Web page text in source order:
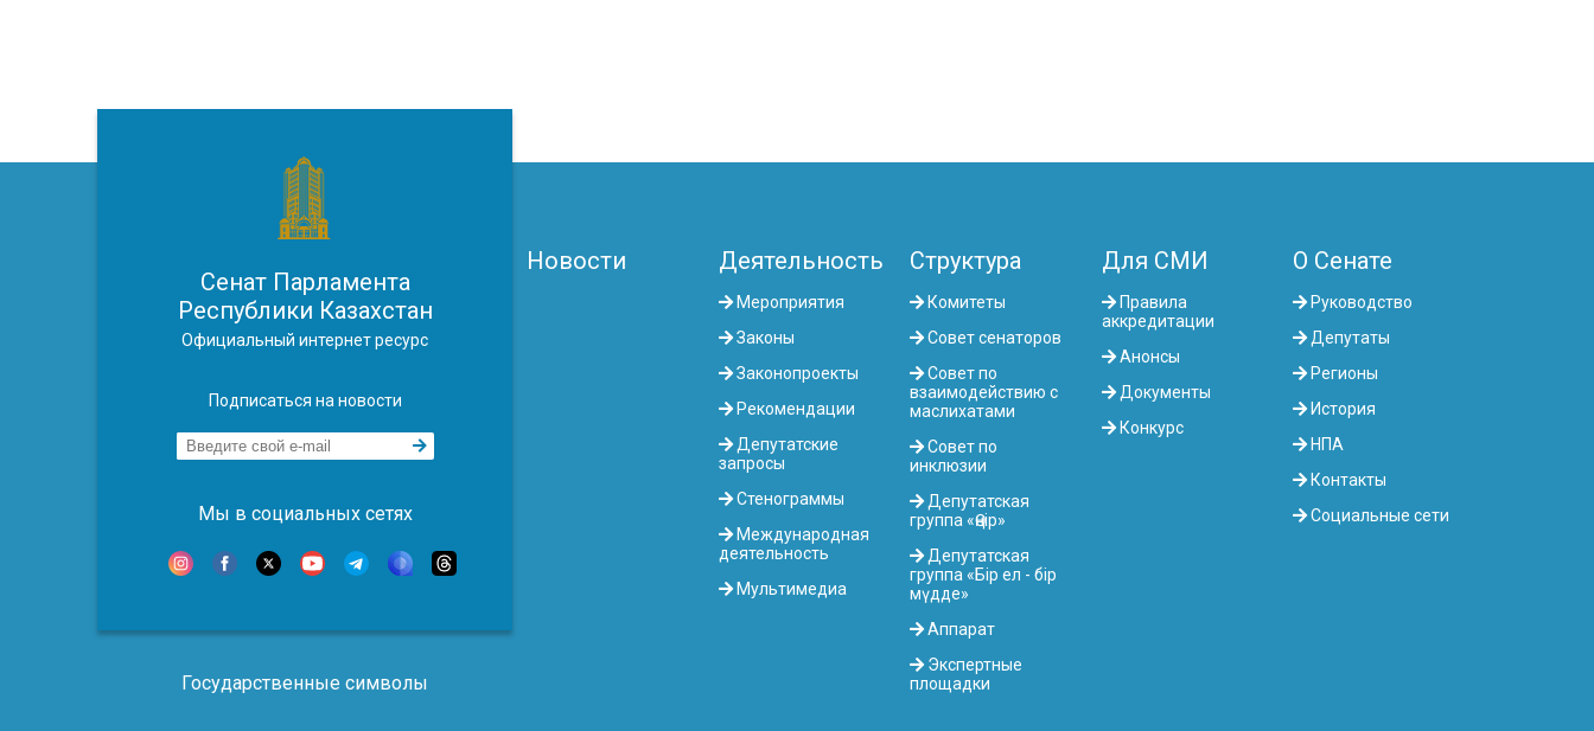
Сенат Парламента
Республики Казахстан
Официальный интернет ресурс
Подписаться на новости
Мы в социальных сетях
Государственные символы
Новости Деятельность
Мероприятия
Законы
Законопроекты
Рекомендации
Депутатские
запросы
Стенограммы
Международная
деятельность
Мультимедиа
Структура
Комитеты
Совет сенаторов
Совет по
взаимодействию с
маслихатами
Совет по
инклюзии
Депутатская
группа «Өңір»
Депутатская
группа «Бір ел - бір
мүдде»
Аппарат
Экспертные
площадки
Для СМИ
Правила
аккредитации
Анонсы
Документы
Конкурс
О Сенате
Руководство
Депутаты
Регионы
История
НПА
Контакты
Социальные сети